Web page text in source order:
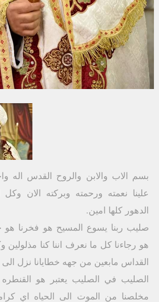
بسم الاب والابن والروح القدس اله
علينا نعمته ورحمته وبركته الان
الدهور كلها امين.
صليب ربنا يسوع المسيح هو فخرنا هو
هو رجاءنا كل ما نعرف اننا كنا مذلولين
القداس مابعين من جهه خطايانا نزل
الصليب في الصليب يعتبر هو القنطره
مخلصنا من الموت الى الحياه اي